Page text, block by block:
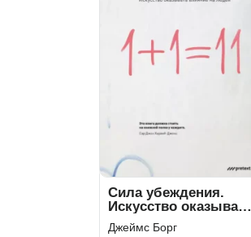
Сила убеждения.
Искусство оказывать
влияние на людей
Джеймс Борг